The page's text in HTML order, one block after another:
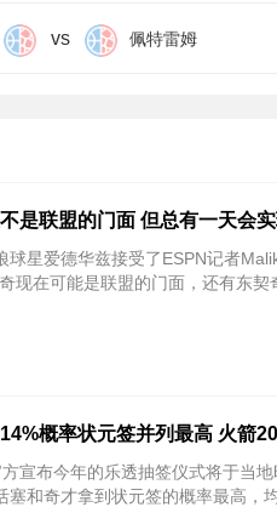
vs 佩特雷姆
是联盟的门面 但总有一天会
球星爱德华兹接受了ESPN记者
现在可能是联盟的门面，还有东契
概率状元签并列最高 火箭
宣布今年的乐透抽签仪式将于当
塞和奇才拿到状元签的概率最高，